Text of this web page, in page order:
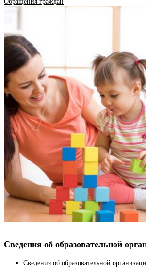
Обращения граждан
Сведения об образовательной
Сведения об образовательной